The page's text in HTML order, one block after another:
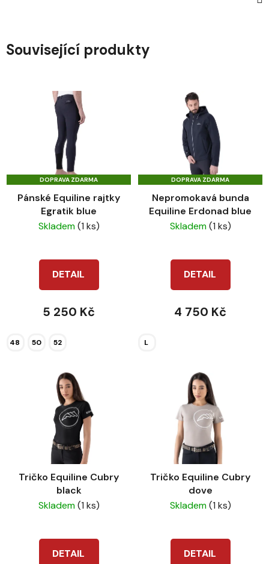
Související produkty
DOPRAVA ZDARMA
Pánské Equiline rajtky
Egratik blue
Skladem(1 ks)
DETAIL
5 250 Kč
48 50 52
DOPRAVA ZDARMA
Nepromokavá bunda
Equiline Erdonad blue
Skladem(1 ks)
DETAIL
4 750 Kč
L
Tričko Equiline Cubry
black
Skladem(1 ks)
DETAIL
Tričko Equiline Cubry
dove
Skladem(1 ks)
DETAIL